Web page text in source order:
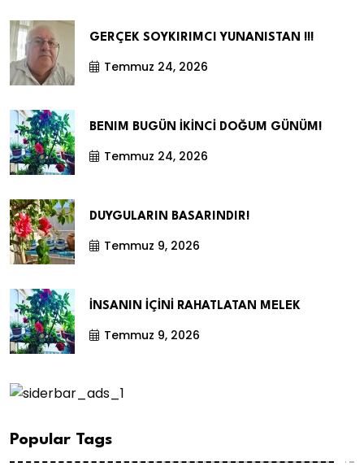
GERÇEK SOYKIRIMCI YUNANISTAN !!!
Temmuz 24, 2026
BENIM BUGÜN İKİNCİ DOĞUM GÜNÜM!
Temmuz 24, 2026
DUYGULARIN BASARINDIR!
Temmuz 9, 2026
İNSANIN İÇİNİ RAHATLATAN MELEK
Temmuz 9, 2026
Popular Tags